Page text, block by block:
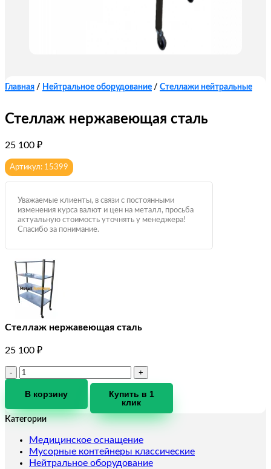
Главная / Нейтральное оборудование / Стеллажи нейтральные
Стеллаж нержавеющая сталь
25 100 ₽
Артикул: 15399
Уважаемые клиенты, в связи с постоянными
изменения курса валют и цен на металл, просьба
актуальную стоимость уточнять у менеджера!
Спасибо за понимание.
Стеллаж нержавеющая сталь
25 100 ₽
Количество
Стеллаж
сталь
В корзину
Купить в 1
клик
Категории
Медицинское оснащение
Мусорные контейнеры классические
Нейтральное оборудование